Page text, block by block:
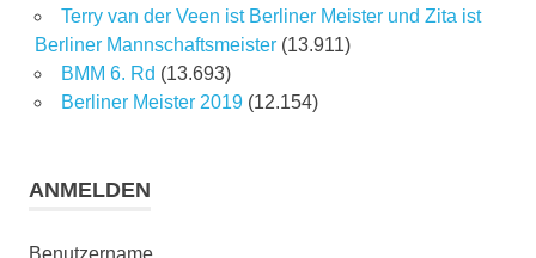
Terry van der Veen ist Berliner Meister und Zita ist
Berliner Mannschaftsmeister (13.911)
BMM 6. Rd (13.693)
Berliner Meister 2019 (12.154)
ANMELDEN
Benutzername